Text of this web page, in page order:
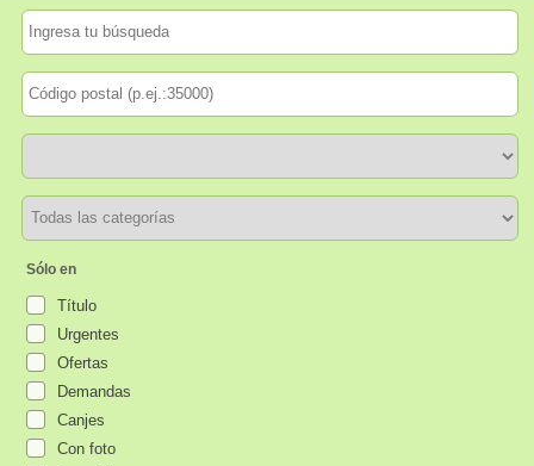
Sólo en
Título
Urgentes
Ofertas
Demandas
Canjes
Con foto